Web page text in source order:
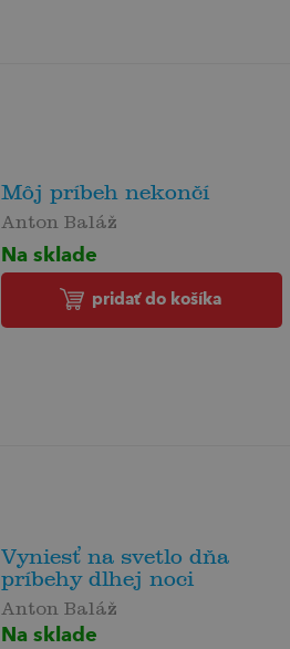
Môj príbeh nekončí
Anton Baláž
Na sklade
pridať do košíka
Vyniesť na svetlo dňa
príbehy dlhej noci
Anton Baláž
Na sklade